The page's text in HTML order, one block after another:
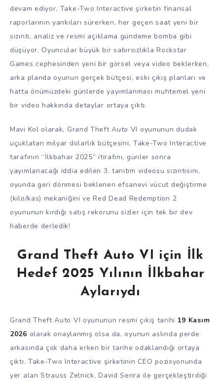
devam ediyor. Take-Two Interactive şirketin finansal
raporlarının yankıları sürerken, her geçen saat yeni bir
sızıntı, analiz ve resmi açıklama gündeme bomba gibi
düşüyor. Oyuncular büyük bir sabırsızlıkla Rockstar
Games cephesinden yeni bir görsel veya video beklerken,
arka planda oyunun gerçek bütçesi, eski çıkış planları ve
hatta önümüzdeki günlerde yayımlanması muhtemel yeni
bir video hakkında detaylar ortaya çıktı.
Mavi Kol olarak, Grand Theft Auto VI oyununun dudak
uçuklatan milyar dolarlık bütçesini, Take-Two Interactive
tarafının “İlkbahar 2025” itirafını, günler sonra
yayımlanacağı iddia edilen 3. tanıtım videosu sızıntısını,
oyunda geri dönmesi beklenen efsanevi vücut değiştirme
(kilo/kas) mekaniğini ve Red Dead Redemption 2
oyununun kırdığı satış rekorunu sizler için tek bir dev
haberde derledik!
Grand Theft Auto VI için İlk
Hedef 2025 Yılının İlkbahar
Aylarıydı
Grand Theft Auto VI oyununun resmi çıkış tarihi 19 Kasım
2026 olarak onaylanmış olsa da, oyunun aslında perde
arkasında çok daha erken bir tarihe odaklandığı ortaya
çıktı. Take-Two Interactive şirketinin CEO pozisyonunda
yer alan Strauss Zelnick, David Senra ile gerçekleştirdiği